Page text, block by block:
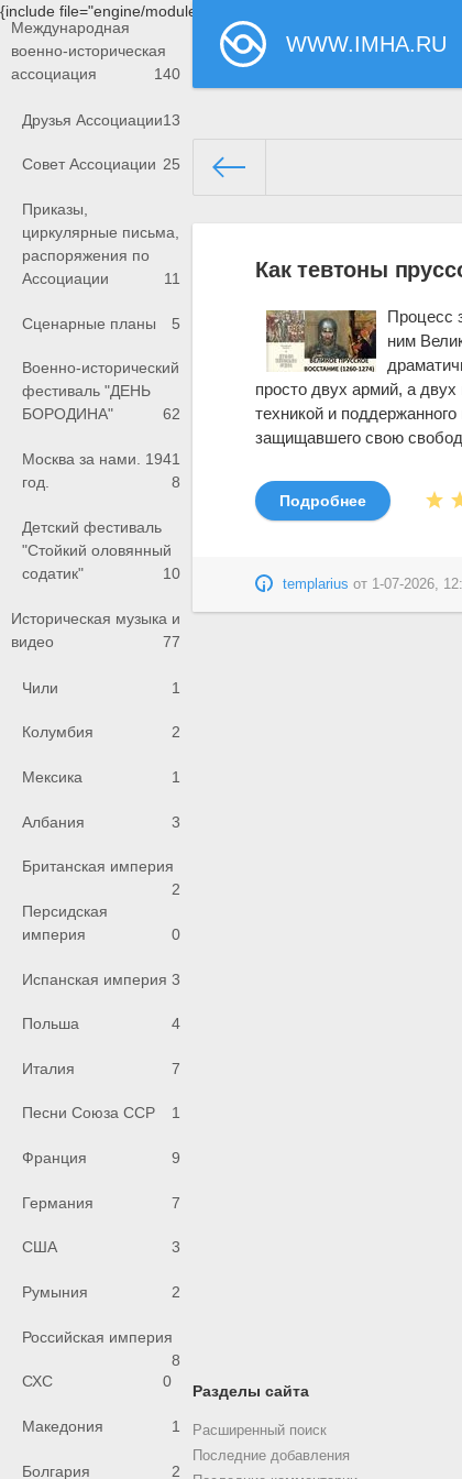
{include file="engine/modules/saperu/head.php"}
WWW.IMHA.RU
Международная
военно-историческая
ассоциация
140
Друзья Ассоциации13
Совет Ассоциации 25
Приказы,
циркулярные письма,
распоряжения по
Ассоциации
11
Сценарные планы 5
Военно-исторический
фестиваль "ДЕНЬ
БОРОДИНА"
62
Москва за нами. 1941
год.
8
Детский фестиваль
"Стойкий оловянный
содатик"
10
Историческая музыка и
видео
77
Чили 1
Колумбия 2
Мексика 1
Албания 3
Британская империя
2
Персидская
империя
0
Испанская империя 3
Польша 4
Италия 7
Песни Союза ССР 1
Франция 9
Германия 7
США 3
Румыния 2
Российская империя
8
СХС
0
Македония 1
Болгария 2
www.imha.ru/»
Как тевтоны
Процесс
ним
просто двух армий, а
техникой и
защищавшего свою
Подробнее
templarius от 1-07-2026,
Разделы сайта
Расширенный поиск
Последние добавления